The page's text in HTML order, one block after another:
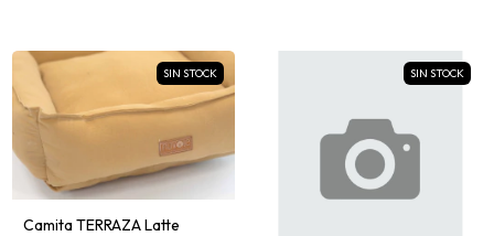
SIN STOCK
Camita TERRAZA Latte
SIN STOCK